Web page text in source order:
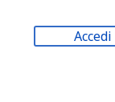
Accedi